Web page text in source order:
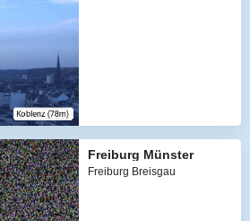
Freiburg Münster
Freiburg Breisgau